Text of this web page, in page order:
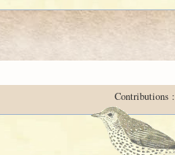
Contributions :